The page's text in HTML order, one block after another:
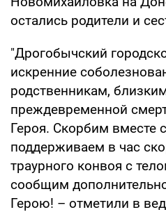
остались родители и
"Дрогобычский
искренние
родственникам,
преждевременной
Героя. Скорбим вместе
поддерживаем в час
траурного конвоя с
сообщим
Герою! – отметили в